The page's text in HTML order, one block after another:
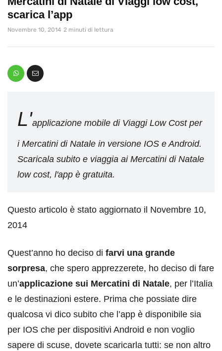
scarica l’app
Novembre 10, 2014 2 minuti di lettura
L'applicazione mobile di Viaggi Low Cost per
i Mercatini di Natale in versione IOS e Android.
Scaricala subito e viaggia ai Mercatini di Natale
low cost, l'app è gratuita.
Questo articolo è stato aggiornato il Novembre 10,
2014
Quest’anno ho deciso di farvi una grande
sorpresa, che spero apprezzerete, ho deciso di fare
un’applicazione sui Mercatini di Natale, per l’Italia
e le destinazioni estere. Prima che possiate dire
qualcosa vi dico subito che l’app è disponibile sia
per IOS che per dispositivi Android e non voglio
sapere di scuse, dovete scaricarla tutti: se non altro